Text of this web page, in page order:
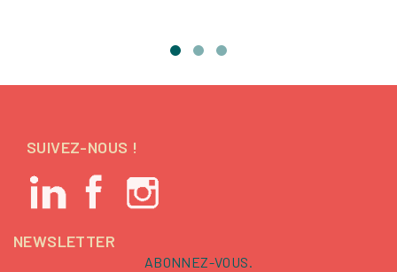
SUIVEZ-NOUS !
NEWSLETTER
ABONNEZ-VOUS.